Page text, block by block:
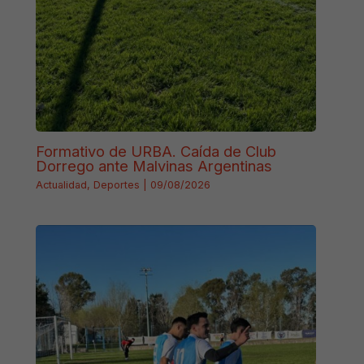
Formativo de URBA. Caída de Club
Dorrego ante Malvinas Argentinas
Actualidad, Deportes 09/08/2026